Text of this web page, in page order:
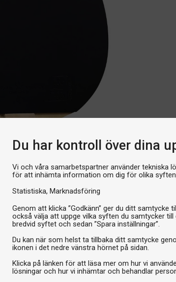
Du har kontroll över dina
Vi och våra samarbetspartner använder tekniska
för att inhämta information om dig för olika
Statistiska Marknadsföring
Genom att klicka ”Godkänn” ger du ditt samtycke
också välja att uppge vilka syften du samtycker
bredvid syftet och sedan ”Spara inställningar”.
Du kan när som helst ta tillbaka ditt samtycke
ikonen i det nedre vänstra hörnet på sidan.
Klicka på länken för att läsa mer om hur vi